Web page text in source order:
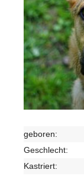
geboren:
Geschlecht:
Kastriert: